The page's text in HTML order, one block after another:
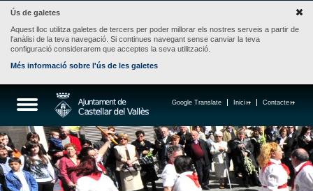
Ús de galetes
Aquest lloc utilitza galetes de tercers per poder millorar els nostres serveis a partir de
l'anàlisi de la teva navegació. Si continues navegant sense canviar la teva
configuració considerarem que acceptes la seva utilització.
Més informació sobre l'ús de les galetes
Contacte
Inici
Google Translate